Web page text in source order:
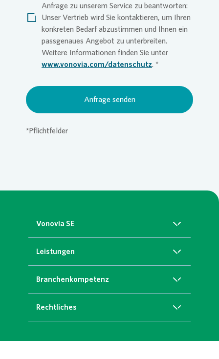
Anfrage zu unserem Service zu beantworten:
Unser Vertrieb wird Sie kontaktieren, um Ihren
konkreten Bedarf abzustimmen und Ihnen ein
passgenaues Angebot zu unterbreiten.
Weitere Informationen finden Sie unter
www.vonovia.com/datenschutz.
Anfrage senden
*Pflichtfelder
Vonovia SE
Über uns
Karriere
Leistungen
Grünservice
Garten- und Landschaftsbau
Landschaftsarchitektur
Branchenkompetenz
Wohnungsunternehmen
Rechtliches